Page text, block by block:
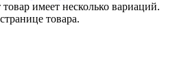
товар имеет несколько вариаций.
товара.